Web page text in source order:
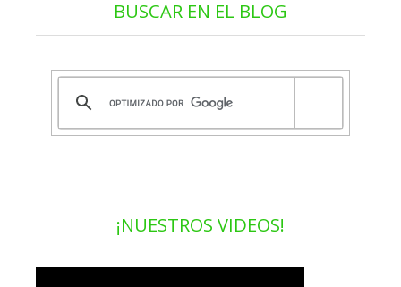
BUSCAR EN EL BLOG
¡NUESTROS VIDEOS!